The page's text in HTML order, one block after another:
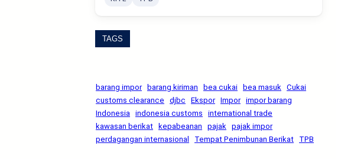
TAGS
barang impor barang kiriman bea cukai bea masuk
Cukai
customs clearance
djbc Ekspor Impor impor barang
Indonesia
indonesia customs
international trade
kawasan berikat kepabeanan pajak
pajak impor
perdagangan internasional
Tempat Penimbunan Berikat TPB